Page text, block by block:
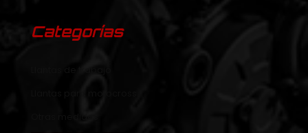
Categorías